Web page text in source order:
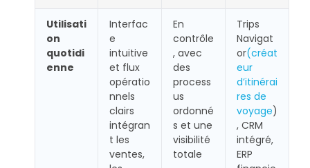
Utilisati
on
quotidi
enne
Interfac
e
intuitive
et flux
opératio
nnels
clairs
intégran
t les
ventes,
En
contrôle
, avec
des
process
us
ordonné
s et une
visibilité
totale
Trips
Navigat
or(créat
eur
d’itinérai
res de
voyage)
, CRM
intégré,
ERP